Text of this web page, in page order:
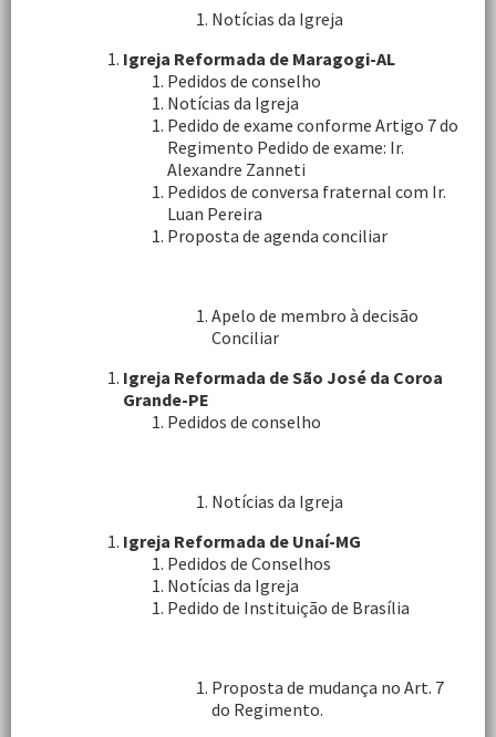
Notícias da Igreja
Igreja Reformada de Maragogi-AL
Pedidos de conselho
Notícias da Igreja
Pedido de exame conforme Artigo 7 do
Regimento Pedido de exame: Ir.
Alexandre Zanneti
Pedidos de conversa fraternal com Ir.
Luan Pereira
Proposta de agenda conciliar
Apelo de membro à decisão
Conciliar
Igreja Reformada de São José da Coroa
Grande-PE
Pedidos de conselho
Notícias da Igreja
Igreja Reformada de Unaí-MG
Pedidos de Conselhos
Notícias da Igreja
Pedido de Instituição de Brasília
Proposta de mudança no Art. 7
do Regimento.